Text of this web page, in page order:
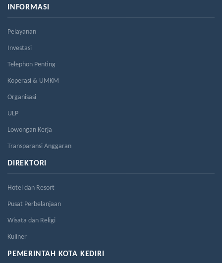
INFORMASI
Pelayanan
Investasi
Telephon Penting
Koperasi & UMKM
Organisasi
ULP
Lowongan Kerja
Transparansi Anggaran
DIREKTORI
Hotel dan Resort
Pusat Perbelanjaan
Wisata dan Religi
Kuliner
PEMERINTAH KOTA KEDIRI